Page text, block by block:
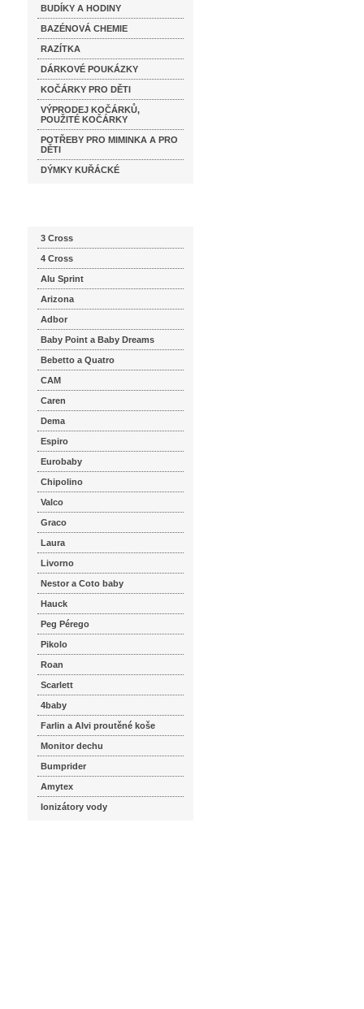
BUDÍKY A HODINY
BAZÉNOVÁ CHEMIE
RAZÍTKA
DÁRKOVÉ POUKÁZKY
KOČÁRKY PRO DĚTI
VÝPRODEJ KOČÁRKŮ,
POUŽITÉ KOČÁRKY
POTŘEBY PRO MIMINKA A PRO
DĚTI
DÝMKY KUŘÁCKÉ
3 Cross
4 Cross
Alu Sprint
Arizona
Adbor
Baby Point a Baby Dreams
Bebetto a Quatro
CAM
Caren
Dema
Espiro
Eurobaby
Chipolino
Valco
Graco
Laura
Livorno
Nestor a Coto baby
Hauck
Peg Pérego
Pikolo
Roan
Scarlett
4baby
Farlin a Alvi proutěné koše
Monitor dechu
Bumprider
Amytex
Ionizátory vody